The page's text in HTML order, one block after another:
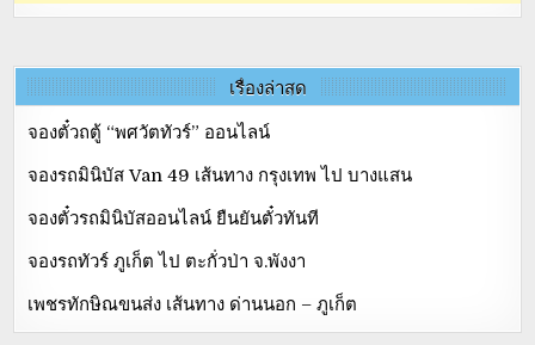
เรื่องล่าสุด
จองตั๋วถตู้ “พศวัตทัวร์” ออนไลน์
จองรถมินิบัส Van 49 เส้นทาง กรุงเทพ ไป บางแสน
จองตั๋วรถมินิบัสออนไลน์ ยืนยันตั๋วทันที
จองรถทัวร์ ภูเก็ต ไป ตะกั่วป่า จ.พังงา
เพชรทักษิณขนส่ง เส้นทาง ด่านนอก – ภูเก็ต